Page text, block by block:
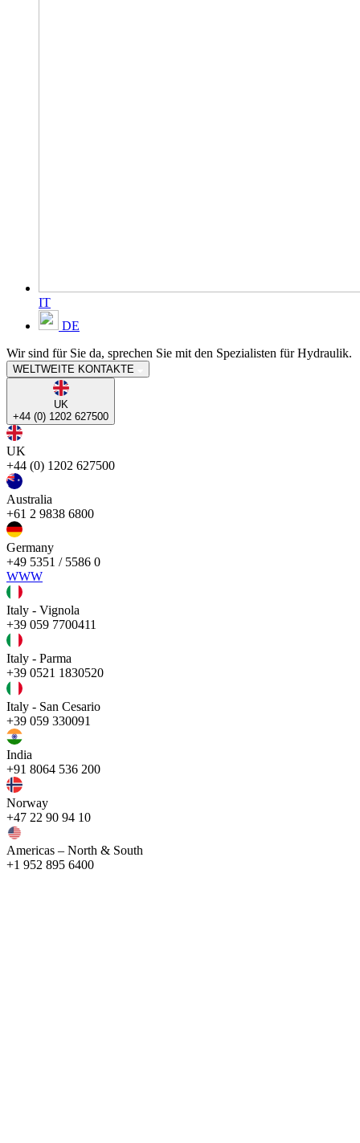
IT
DE
Wir sind für Sie da, sprechen Sie mit den Spezialisten für Hydraulik.
WELTWEITE KONTAKTE
UK
+44 (0) 1202 627500
UK
+44 (0) 1202 627500
Australia
+61 2 9838 6800
Germany
+49 5351 / 5586 0
WWW
Italy - Vignola
+39 059 7700411
Italy - Parma
+39 0521 1830520
Italy - San Cesario
+39 059 330091
India
+91 8064 536 200
Norway
+47 22 90 94 10
Americas – North & South
+1 952 895 6400